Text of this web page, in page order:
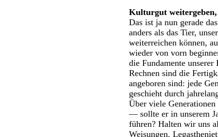
Kulturgut weitergeben,
Das ist ja nun gerade
anders als das Tier,
weiterreichen können,
wieder von vorn
die Fundamente
Rechnen sind die
angeboren sind: jede
geschieht durch
Über viele
— sollte er in unserem
führen? Halten wir uns
Weisungen.